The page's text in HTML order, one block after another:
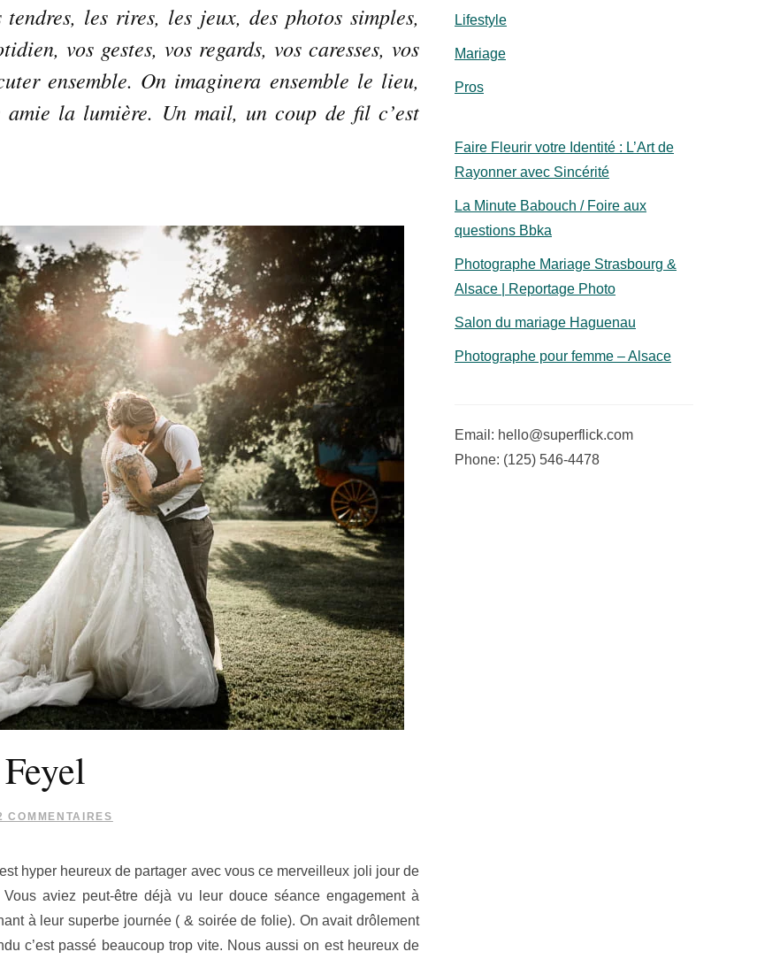
les rires, les jeux, des photos simples,
vos gestes, vos regards, vos caresses, vos
ensemble. On imaginera ensemble le lieu,
la lumière. Un mail, un coup de fil c’est
COMMENTAIRES
DU
hyper heureux de partager avec vous ce merveilleux joli jour de
aviez peut-être déjà vu leur douce séance engagement à
à leur superbe journée ( & soirée de folie). On avait drôlement
c’est passé beaucoup trop vite. Nous aussi on est heureux de
Lifestyle
Mariage
Pros
Faire Fleurir votre Identité : L’Art de
Rayonner avec Sincérité
La Minute Babouch / Foire aux
questions Bbka
Photographe Mariage Strasbourg &
Alsace | Reportage Photo
Salon du mariage Haguenau
Photographe pour femme – Alsace
Email: hello@superflick.com
Phone: (125) 546-4478